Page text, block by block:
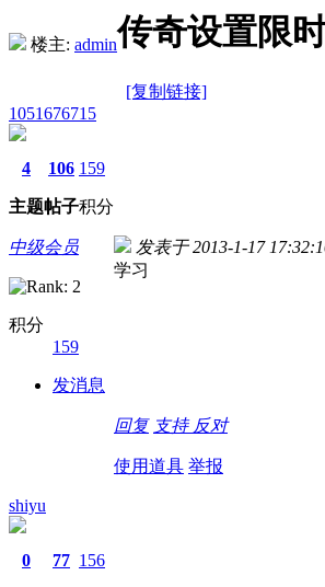
楼主: admin传奇设置限
[复制链接]
1051676715
4
主题
106
帖子
159
积分
中级会员
积分
159
发消息
发表于 2013-1-17
学习
回复 支持 反对
使用道具 举报
shiyu
0 77 156